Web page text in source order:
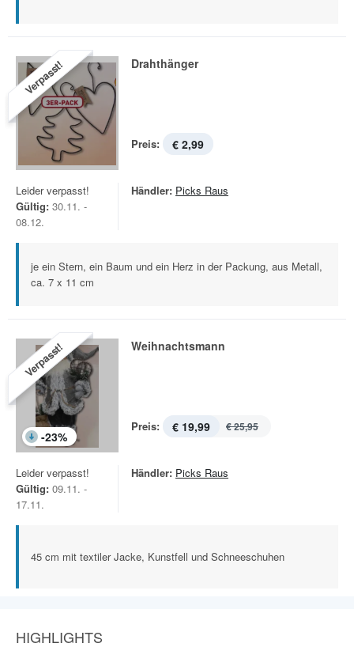
Verpasst! Drahthänger
Preis: € 2,99
Leider verpasst!
Gültig: 30.11. -
08.12.
Händler: Picks Raus
je ein Stern, ein Baum und ein Herz in der Packung, aus Metall,
ca. 7 x 11 cm
Verpasst!
-23%
Weihnachtsmann
Preis: € 19,99 € 25,95
Leider verpasst!
Gültig: 09.11. -
17.11.
Händler: Picks Raus
45 cm mit textiler Jacke, Kunstfell und Schneeschuhen
HIGHLIGHTS